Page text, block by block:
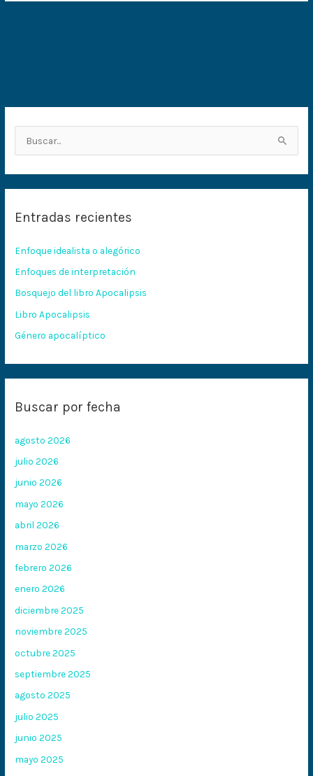
a
p
o
r
:
Entradas recientes
Enfoque idealista o alegórico
Enfoques de interpretación
Bosquejo del libro Apocalipsis
Libro Apocalipsis
Género apocalíptico
Buscar por fecha
agosto 2026
julio 2026
junio 2026
mayo 2026
abril 2026
marzo 2026
febrero 2026
enero 2026
diciembre 2025
noviembre 2025
octubre 2025
septiembre 2025
agosto 2025
julio 2025
junio 2025
mayo 2025